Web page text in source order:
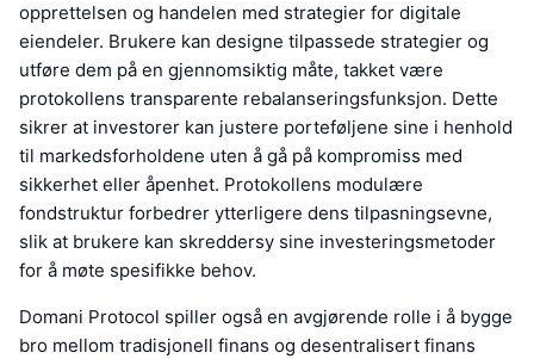
opprettelsen og handelen med strategier for digitale
eiendeler. Brukere kan designe tilpassede strategier og
utføre dem på en gjennomsiktig måte, takket være
protokollens transparente rebalanseringsfunksjon. Dette
sikrer at investorer kan justere porteføljene sine i henhold
til markedsforholdene uten å gå på kompromiss med
sikkerhet eller åpenhet. Protokollens modulære
fondstruktur forbedrer ytterligere dens tilpasningsevne,
slik at brukere kan skreddersy sine investeringsmetoder
for å møte spesifikke behov.
Domani Protocol spiller også en avgjørende rolle i å bygge
bro mellom tradisjonell finans og desentralisert finans